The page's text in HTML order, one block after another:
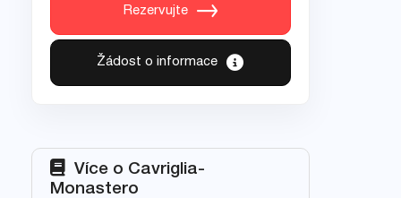
Rezervujte
Žádost o informace
Více o Cavriglia-
Monastero